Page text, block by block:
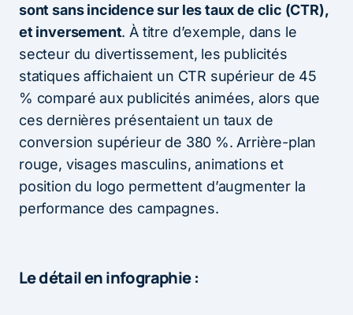
sont sans incidence sur les taux de clic (CTR),
et inversement. À titre d’exemple, dans le
secteur du divertissement, les publicités
statiques affichaient un CTR supérieur de 45
% comparé aux publicités animées, alors que
ces dernières présentaient un taux de
conversion supérieur de 380 %. Arrière-plan
rouge, visages masculins, animations et
position du logo permettent d’augmenter la
performance des campagnes.
Le détail en infographie :